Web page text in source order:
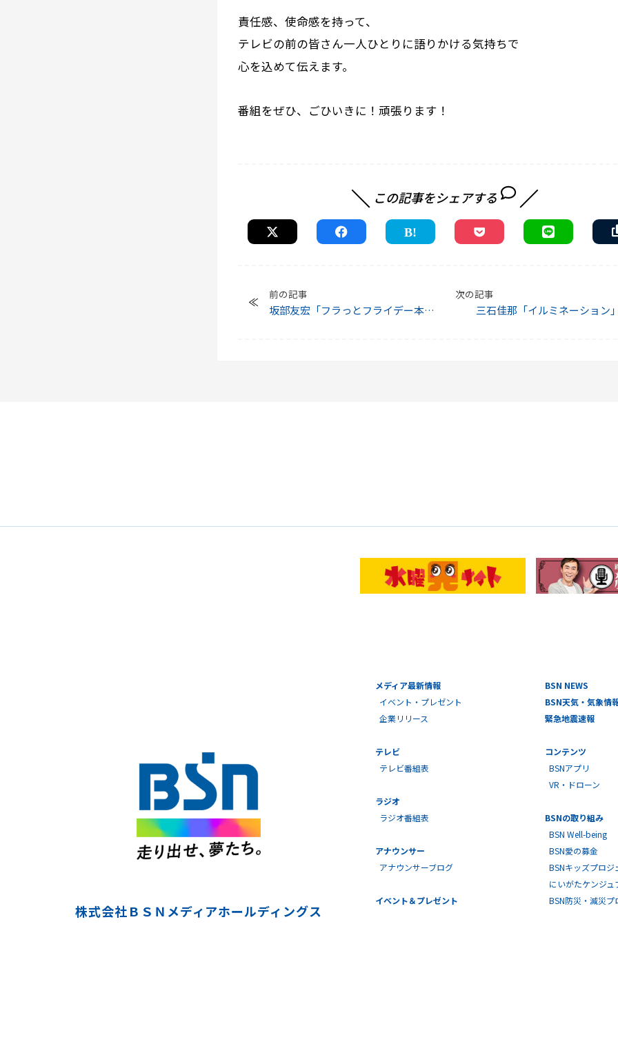
責任感、使命感を持って、
テレビの前の皆さん一人ひとりに語りかける気持ちで
心を込めて伝えます。
番組をぜひ、ごひいきに！頑張ります！
この記事をシェアする
前の記事
坂部友宏「フラっとフライデー本番
次の記事
三石佳那「イルミネーション
株式会社ＢＳＮメディアホールディングス
メディア最新情報
イベント・プレゼント
企業リリース
テレビ
テレビ番組表
ラジオ
ラジオ番組表
アナウンサー
アナウンサーブログ
イベント＆プレゼント
BSN NEWS
BSN天気・気象情
緊急地震速報
コンテンツ
BSNアプリ
VR・ドローン
BSNの取り組み
BSN Well-being
BSN愛の募金
BSNキッズプロジ
にいがたケンジ
BSN防災・減災プ